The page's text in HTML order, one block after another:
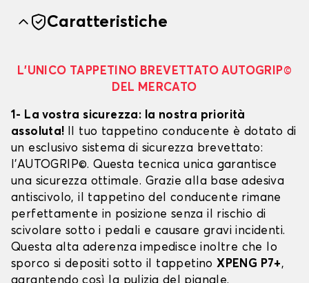
Caratteristiche
L’UNICO TAPPETINO BREVETTATO AUTOGRIP©
DEL MERCATO
1- La vostra sicurezza: la nostra priorità
assoluta! Il tuo tappetino conducente è dotato di
un esclusivo sistema di sicurezza brevettato:
l’AUTOGRIP©. Questa tecnica unica garantisce
una sicurezza ottimale. Grazie alla base adesiva
antiscivolo, il tappetino del conducente rimane
perfettamente in posizione senza il rischio di
scivolare sotto i pedali e causare gravi incidenti.
Questa alta aderenza impedisce inoltre che lo
sporco si depositi sotto il tappetinoXPENG P7+,